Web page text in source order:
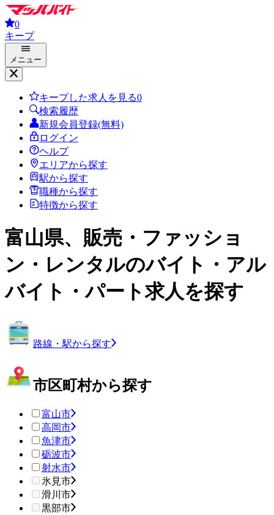
0
キープ
メニュー
キープした求人を見る0
検索履歴
新規会員登録(無料)
ログイン
ヘルプ
エリアから探す
駅から探す
職種から探す
特徴から探す
富山県、販売・ファッショ
ン・レンタルのバイト・アル
バイト・パート求人を探す
路線・駅から探す
市区町村から探す
富山市
高岡市
魚津市
砺波市
射水市
氷見市
滑川市
黒部市